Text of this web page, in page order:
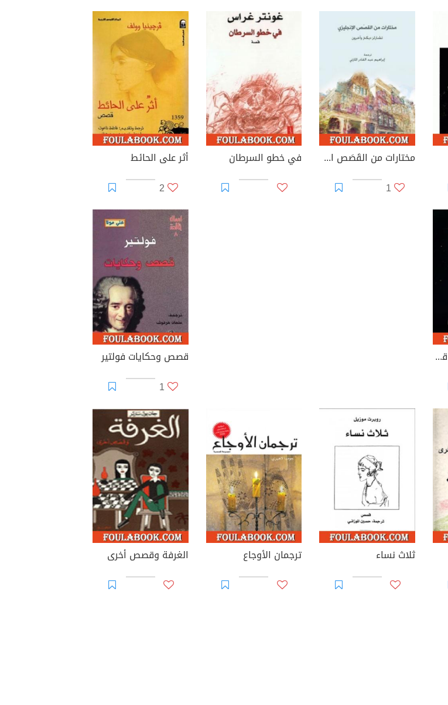
مختارات من القَصَص الإنجليزي
1
في خطو السرطان
أثر على الحائط
2
ميكروميغاس وثلاث قصص
قصص وحكايات فولتير
1
ثلاث نساء ترجمان الأوجاع الغرفة وقصص أخرى